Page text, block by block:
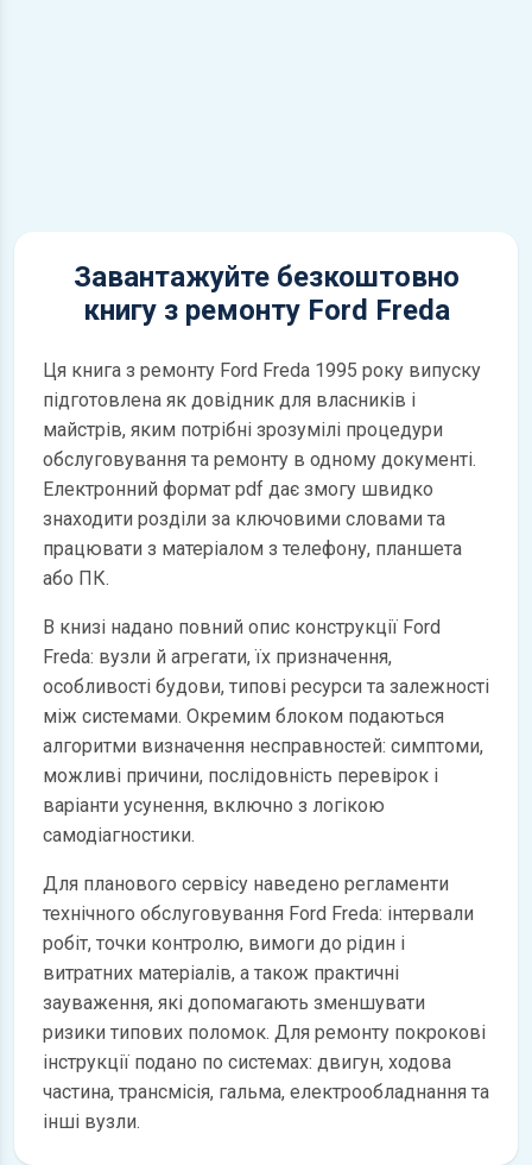
Завантажуйте безкоштовно
книгу з ремонту Ford Freda
Ця книга з ремонту Ford Freda 1995 року випуску
підготовлена як довідник для власників і
майстрів, яким потрібні зрозумілі процедури
обслуговування та ремонту в одному документі.
Електронний формат pdf дає змогу швидко
знаходити розділи за ключовими словами та
працювати з матеріалом з телефону, планшета
або ПК.
В книзі надано повний опис конструкції Ford
Freda: вузли й агрегати, їх призначення,
особливості будови, типові ресурси та залежності
між системами. Окремим блоком подаються
алгоритми визначення несправностей: симптоми,
можливі причини, послідовність перевірок і
варіанти усунення, включно з логікою
самодіагностики.
Для планового сервісу наведено регламенти
технічного обслуговування Ford Freda: інтервали
робіт, точки контролю, вимоги до рідин і
витратних матеріалів, а також практичні
зауваження, які допомагають зменшувати
ризики типових поломок. Для ремонту покрокові
інструкції подано по системах: двигун, ходова
частина, трансмісія, гальма, електрообладнання та
інші вузли.